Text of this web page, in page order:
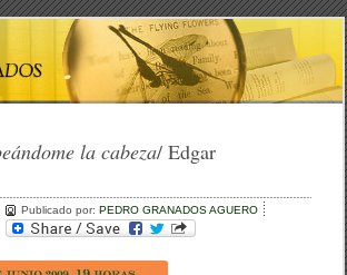
la cabeza/ Edgar
Publicado por:PEDRO GRANADOS AGUERO